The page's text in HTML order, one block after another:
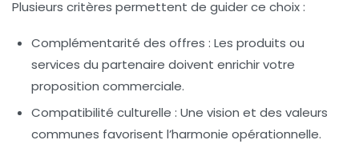
Plusieurs critères permettent de guider ce choix :
Complémentarité des offres : Les produits ou
services du partenaire doivent enrichir votre
proposition commerciale.
Compatibilité culturelle : Une vision et des valeurs
communes favorisent l’harmonie opérationnelle.